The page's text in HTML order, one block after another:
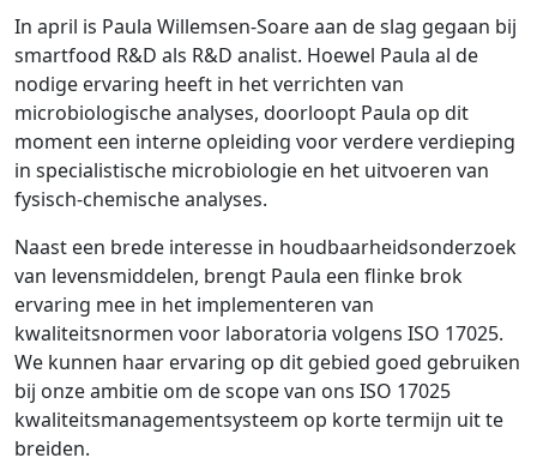
In april is Paula Willemsen-Soare aan de slag gegaan bij
smartfood R&D als R&D analist. Hoewel Paula al de
nodige ervaring heeft in het verrichten van
microbiologische analyses, doorloopt Paula op dit
moment een interne opleiding voor verdere verdieping
in specialistische microbiologie en het uitvoeren van
fysisch-chemische analyses.
Naast een brede interesse in houdbaarheidsonderzoek
van levensmiddelen, brengt Paula een flinke brok
ervaring mee in het implementeren van
kwaliteitsnormen voor laboratoria volgens ISO 17025.
We kunnen haar ervaring op dit gebied goed gebruiken
bij onze ambitie om de scope van ons ISO 17025
kwaliteitsmanagementsysteem op korte termijn uit te
breiden.